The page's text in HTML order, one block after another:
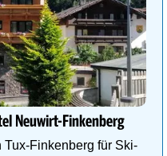
Neuwirt-Finkenberg
Finkenberg für Ski-